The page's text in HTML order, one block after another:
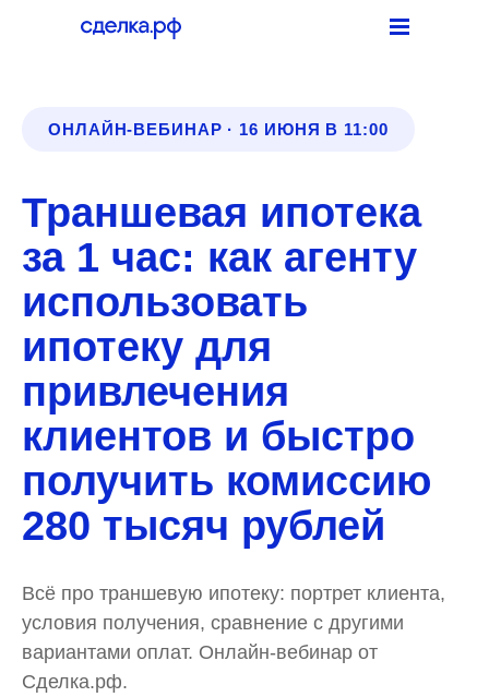
Вход в сервис
ОНЛАЙН-ВЕБИНАР · 16 ИЮНЯ В 11:00
Траншевая ипотека
за 1 час: как агенту
использовать
ипотеку для
привлечения
клиентов и быстро
получить комиссию
280 тысяч рублей
Всё про траншевую ипотеку: портрет клиента,
условия получения, сравнение с другими
вариантами оплат. Онлайн-вебинар от
Сделка.рф.